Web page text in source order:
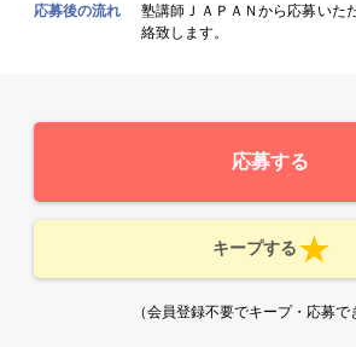
応募後の流れ
塾講師ＪＡＰＡＮから応募いた
絡致します。
応募する
キープする
（会員登録不要でキープ・応募で